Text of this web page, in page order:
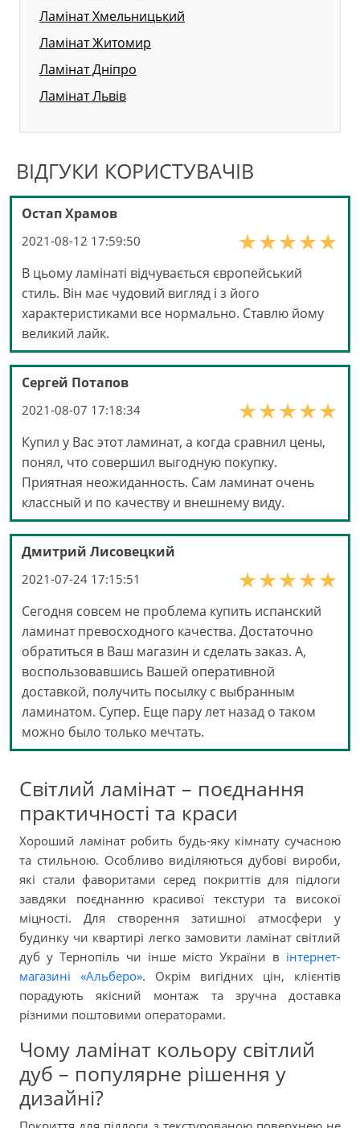
Ламінат Хмельницький
Ламінат Житомир
Ламінат Дніпро
Ламінат Львів
ВІДГУКИ КОРИСТУВАЧІВ
Остап Храмов
2021-08-12 17:59:50
В цьому ламінаті відчувається європейський
стиль. Він має чудовий вигляд і з його
характеристиками все нормально. Ставлю йому
великий лайк.
Сергей Потапов
2021-08-07 17:18:34
Купил у Вас этот ламинат, а когда сравнил цены,
понял, что совершил выгодную покупку.
Приятная неожиданность. Сам ламинат очень
классный и по качеству и внешнему виду.
Дмитрий Лисовецкий
2021-07-24 17:15:51
Сегодня совсем не проблема купить испанский
ламинат превосходного качества. Достаточно
обратиться в Ваш магазин и сделать заказ. А,
воспользовавшись Вашей оперативной
доставкой, получить посылку с выбранным
ламинатом. Супер. Еще пару лет назад о таком
можно было только мечтать.
Світлий ламінат – поєднання
практичності та краси
Хороший ламінат робить будь-яку кімнату сучасною
та стильною. Особливо виділяються дубові вироби,
які стали фаворитами серед покриттів для підлоги
завдяки поєднанню красивої текстури та високої
міцності. Для створення затишної атмосфери у
будинку чи квартирі легко замовити ламінат світлий
дуб у Тернопіль чи інше місто України в інтернет-
магазині «Альберо». Окрім вигідних цін, клієнтів
порадують якісний монтаж та зручна доставка
різними поштовими операторами.
Чому ламінат кольору світлий
дуб – популярне рішення у
дизайні?